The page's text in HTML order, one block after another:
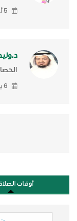
5 أغسطس, 2026
6 يوليو, 2026
أوقات